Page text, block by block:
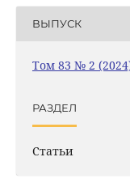
ВЫПУСК
Том 83 № 2
РАЗДЕЛ
Статьи